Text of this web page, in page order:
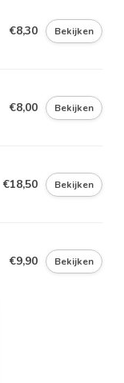
€8,30 Bekijken
€8,00 Bekijken
€18,50 Bekijken
€9,90 Bekijken